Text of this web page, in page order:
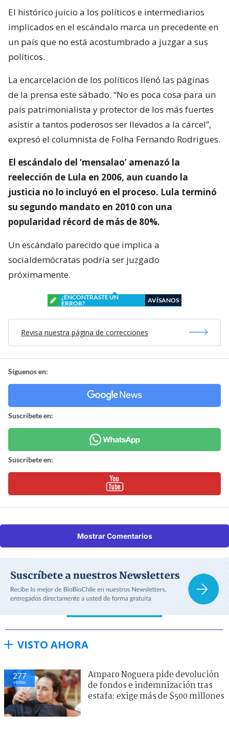
El histórico juicio a los políticos e intermediarios
implicados en el escándalo marca un precedente en
un país que no está acostumbrado a juzgar a sus
políticos.
La encarcelación de los políticos llenó las páginas
de la prensa este sábado. “No es poca cosa para un
país patrimonialista y protector de los más fuertes
asistir a tantos poderosos ser llevados a la cárcel”,
expresó el columnista de Folha Fernando Rodrigues.
El escándalo del ‘mensalao’ amenazó la
reelección de Lula en 2006, aun cuando la
justicia no lo incluyó en el proceso. Lula terminó
su segundo mandato en 2010 con una
popularidad récord de más de 80%.
Un escándalo parecido que implica a
socialdemócratas podría ser juzgado
próximamente.
¿ENCONTRASTE UN
ERROR?
AVÍSANOS
Revisa nuestra página de correcciones
Síguenos en:
Suscríbete en:
Suscríbete en:
Mostrar Comentarios
VISTO AHORA
277
visitas
Amparo Noguera pide devolución
de fondos e indemnización tras
estafa: exige más de $500 millones